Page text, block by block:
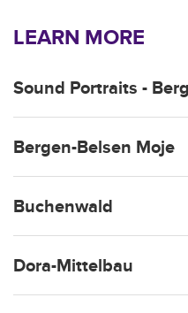
LEARN MORE
Sound Portraits -
Bergen-Belsen Moje
Buchenwald
Dora-Mittelbau